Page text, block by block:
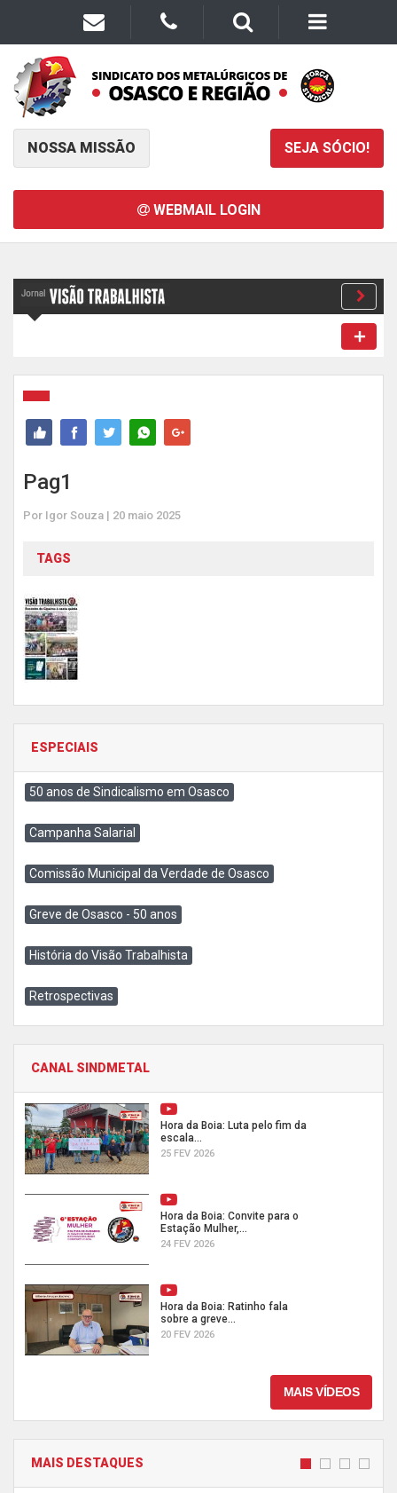
NOSSA MISSÃO SEJA SÓCIO!
WEBMAIL LOGIN
Pag1
Por Igor Souza | 20 maio 2025
TAGS
ESPECIAIS
50 anos de Sindicalismo em Osasco
Campanha Salarial
Comissão Municipal da Verdade de Osasco
Greve de Osasco - 50 anos
História do Visão Trabalhista
Retrospectivas
CANAL SINDMETAL
Hora da Boia: Luta pelo fim da
escala...
25 FEV 2026
Hora da Boia: Convite para o
Estação Mulher,...
24 FEV 2026
Hora da Boia: Ratinho fala
sobre a greve...
20 FEV 2026
MAIS VÍDEOS
MAIS DESTAQUES